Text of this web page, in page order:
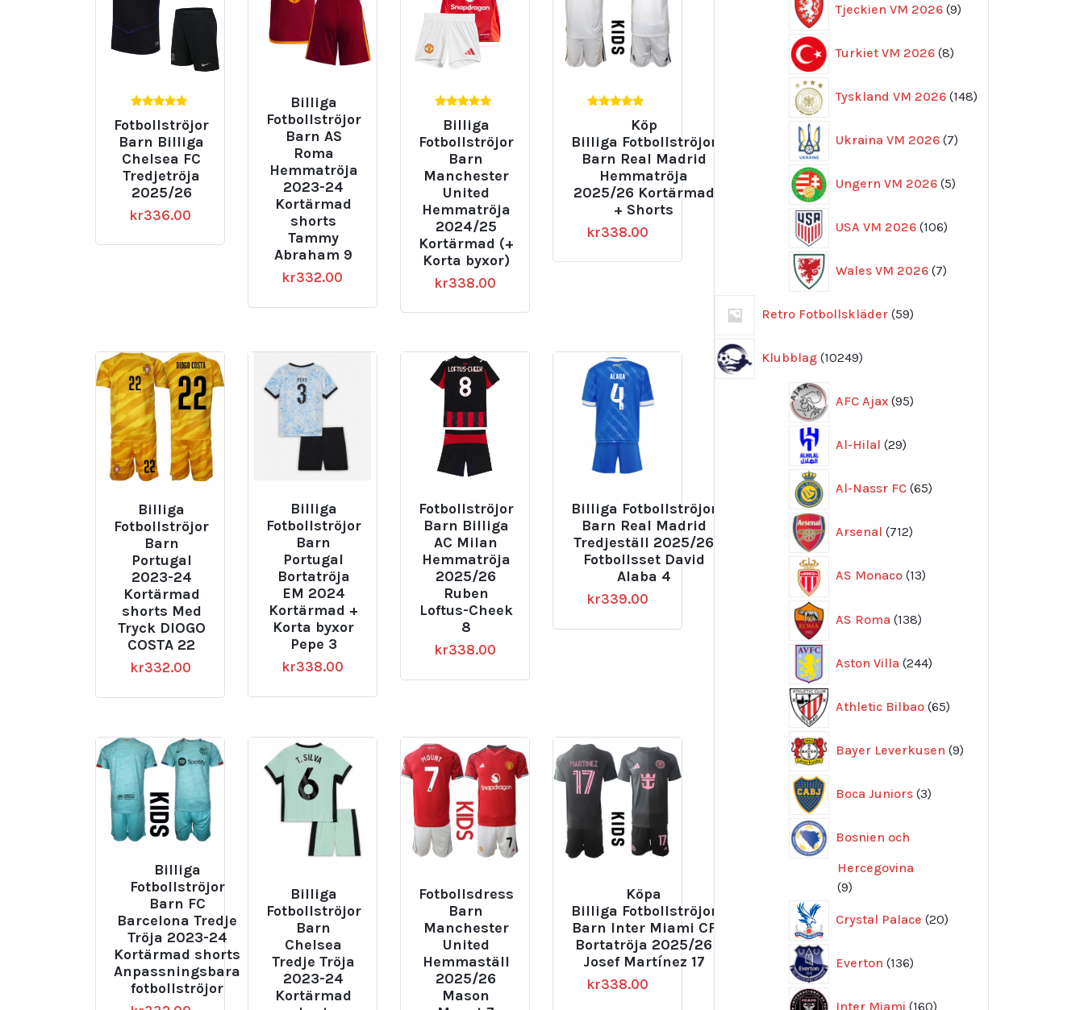
av 5
Fotbollströjor
Barn Billiga
Chelsea FC
Tredjetröja
2025/26
kr336.00
Billiga
Fotbollströjor
Barn AS
Roma
Hemmatröja
2023-24
Kortärmad
shorts
Tammy
Abraham 9
kr332.00
av 5
Billiga
Fotbollströjor
Barn
Manchester
United
Hemmatröja
2024/25
Kortärmad (+
Korta byxor)
kr338.00
Köp
Billiga Fotbollströjor
Barn Real Madrid
Hemmatröja
2025/26 Kortärmad
+ Shorts
kr338.00
Billiga
Fotbollströjor
Barn
Portugal
2023-24
Kortärmad
shorts Med
Tryck DIOGO
COSTA 22
kr332.00
Billiga
Fotbollströjor
Barn
Portugal
Bortatröja
EM 2024
Kortärmad +
Korta byxor
Pepe 3
kr338.00
Fotbollströjor
Barn Billiga
AC Milan
Hemmatröja
2025/26
Ruben
Loftus-Cheek
8
kr338.00
Billiga Fotbollströjor
Barn Real Madrid
Tredjeställ 2025/26
Fotbollsset David
Alaba 4
kr339.00
Billiga
Fotbollströjor
Barn FC
Barcelona Tredje
Tröja 2023-24
Kortärmad shorts
Anpassningsbara
fotbollströjor
Billiga
Fotbollströjor
Barn
Chelsea
Tredje Tröja
2023-24
Kortärmad
Fotbollsdress
Barn
Manchester
United
Hemmaställ
2025/26
Mason
Köpa
Billiga Fotbollströjor
Barn Inter Miami CF
Bortatröja 2025/26
Josef Martínez 17
kr338.00
Tjeckien VM 2026 9
produkter
Turkiet VM 2026 8
produkter
Tyskland VM 2026 148
produkter
Ukraina VM 2026 7
produkter
Ungern VM 2026 5
produkter
USA VM 2026 106
produkter
Wales VM 2026 7
produkter
Retro Fotbollskläder 59
produkter
Klubblag 10249
produkter
AFC Ajax 95
produkter
Al-Hilal 29
produkter
Al-Nassr FC 65
produkter
Arsenal 712
produkter
AS Monaco 13
produkter
AS Roma 138
produkter
Aston Villa 244
produkter
Athletic Bilbao 65
produkter
Bayer Leverkusen 9
produkter
Boca Juniors 3
produkter
Bosnien och
Hercegovina
99
Crystal Palace 20
produkter
Everton 136
produkter
Inter Miami 160